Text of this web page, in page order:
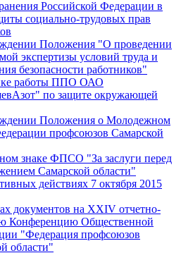
Российской Федерации в
социально-трудовых прав
Положения "О проведении
экспертизы условий труда и
безопасности работников"
работы ППО ОАО
по защите окружающей
Положения о Молодежном
профсоюзов Самарской
знаке ФПСО "За заслуги перед
Самарской области"
действиях 7 октября 2015
документов на XXIV отчетно-
Конференцию Общественной
"Федерация профсоюзов
области"